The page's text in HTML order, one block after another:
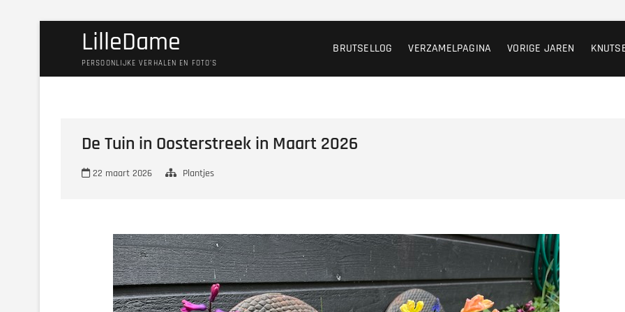
inhoud
LilleDame
PERSOONLIJKE VERHALEN EN FOTO'S
BRUTSELLOG VERZAMELPAGINA VORIGE JAREN
De Tuin in Oosterstreek in Maart 2026
22 maart 2026 Plantjes